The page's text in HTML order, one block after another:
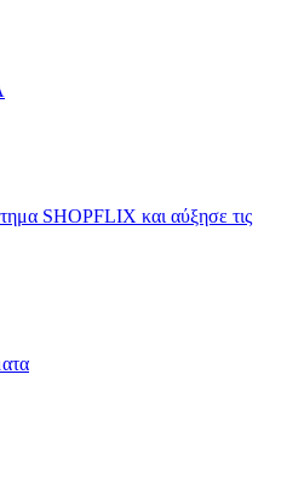
SHOPFLIX και αύξησε τις